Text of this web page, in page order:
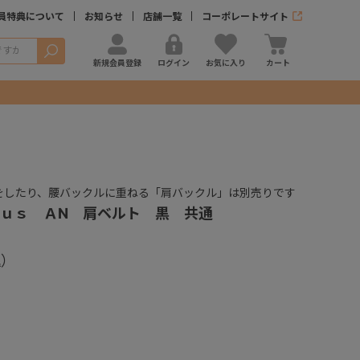
特典について お知らせ 店舗一覧 コーポレートサイト
検索
新規会員登録 ログイン お気に入り カート
たり、腰バックルに重ねる「肩バックル」は別売りです
ｕｓ ＡN 肩ベルト 黒 共通